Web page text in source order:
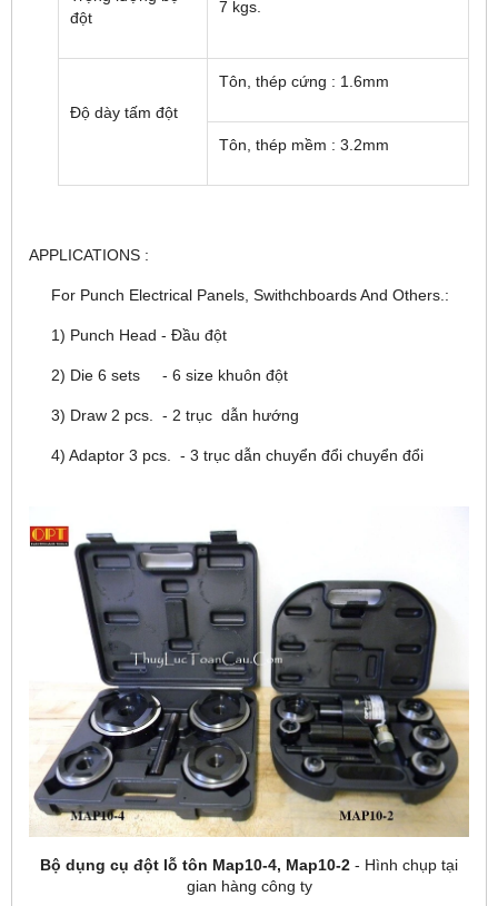
đột
7 kgs.
Độ dày tấm đột
Tôn, thép cứng : 1.6mm
Tôn, thép mềm : 3.2mm
APPLICATIONS :
For Punch Electrical Panels, Swithchboards And Others.:
1) Punch Head - Đầu đột
2) Die 6 sets - 6 size khuôn đột
3) Draw 2 pcs. - 2 trục dẫn hướng
4) Adaptor 3 pcs. - 3 trục dẫn chuyển đổi chuyển đổi
Bộ dụng cụ đột lỗ tôn Map10-4, Map10-2 - Hình chụp tại
gian hàng công ty